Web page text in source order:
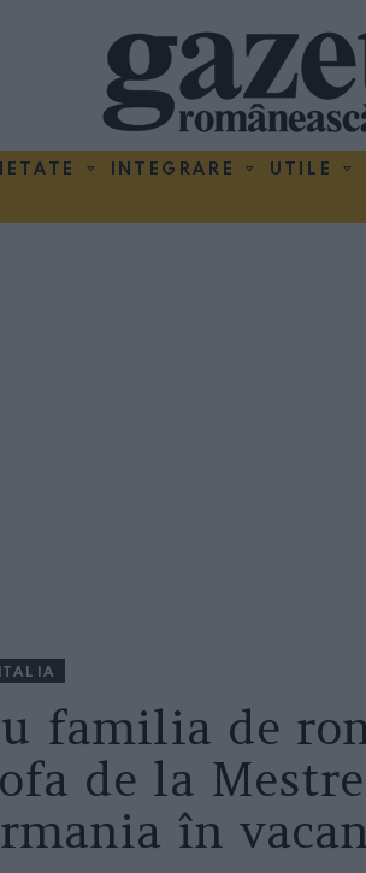
INTEGRARE UTILE
ITALIA
familia de
de la
în